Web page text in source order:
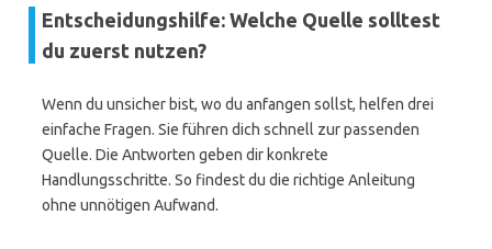
Entscheidungshilfe: Welche Quelle solltest
du zuerst nutzen?
Wenn du unsicher bist, wo du anfangen sollst, helfen drei
einfache Fragen. Sie führen dich schnell zur passenden
Quelle. Die Antworten geben dir konkrete
Handlungsschritte. So findest du die richtige Anleitung
ohne unnötigen Aufwand.